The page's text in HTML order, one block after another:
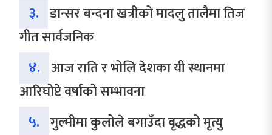
३. डान्सर बन्दना खत्रीको मादलु तालैमा तिज
गीत सार्वजनिक
४. आज राति र भोलि देशका यी स्थानमा
आरिघोप्टे वर्षाको सम्भावना
५. गुल्मीमा कुलोले बगाउँदा वृद्धको मृत्यु